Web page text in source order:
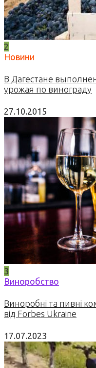
2
Новини
В Дагестане
урожая по винограду
27.10.2015
3
Виноробство
Виноробні та пивні
від Forbes Ukraine
17.07.2023